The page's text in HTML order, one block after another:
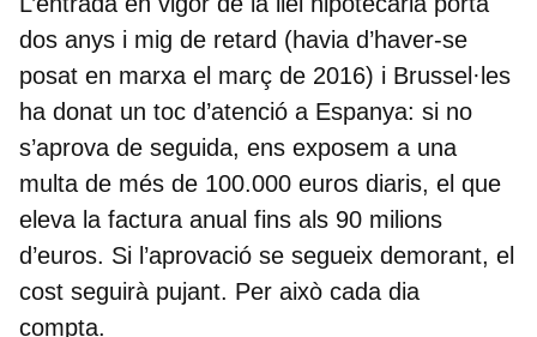
dos anys i mig de retard (havia d’haver-se
posat en marxa el març de 2016) i Brussel·les
ha donat un toc d’atenció a Espanya: si no
s’aprova de seguida, ens exposem a una
multa de més de 100.000 euros diaris, el que
eleva la factura anual fins als 90 milions
d’euros. Si l’aprovació se segueix demorant, el
cost seguirà pujant. Per això cada dia
compta.